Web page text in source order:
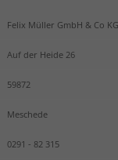
sit amet,
ligula eget dolor.
Felix Müller GmbH & Co KG
Auf der Heide 26
59872
Meschede
0291 - 82 315